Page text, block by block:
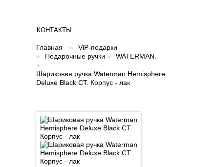
КОНТАКТЫ
Главная »
ViP-подарки
»
Подарочные ручки »
WATERMAN.
»
Шариковая ручка Waterman Hemisphere
Deluxe Black CT. Корпус - лак